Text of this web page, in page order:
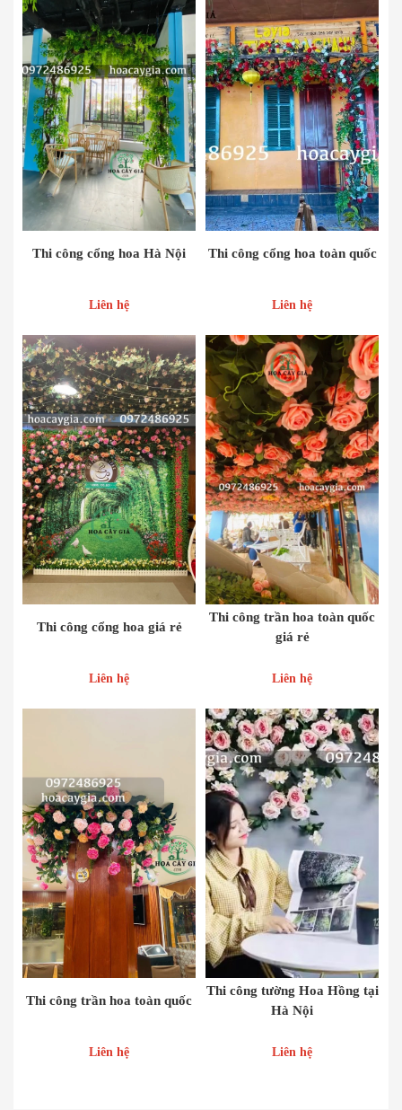
Thi công cổng hoa Hà Nội
Liên hệ
Thi công cổng hoa toàn quốc
Liên hệ
Thi công cổng hoa giá rẻ
Liên hệ
Thi công trần hoa toàn quốc
giá rẻ
Liên hệ
Thi công trần hoa toàn quốc
Liên hệ
Thi công tường Hoa Hồng tại
Hà Nội
Liên hệ